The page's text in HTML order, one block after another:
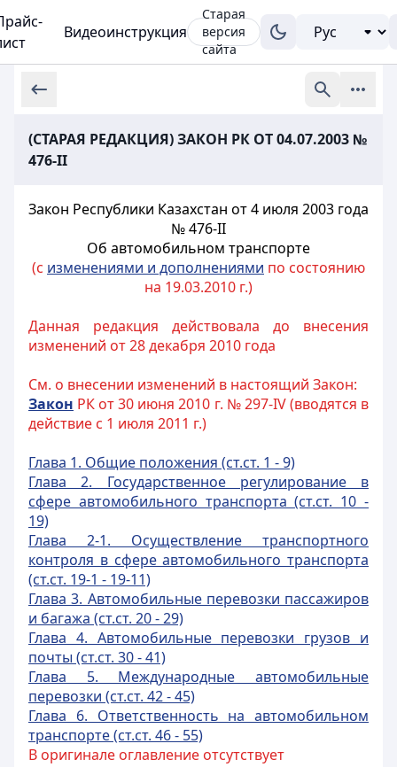
Видеоинструкция
Старая
версия
сайта
(СТАРАЯ РЕДАКЦИЯ) ЗАКОН РК ОТ 04.07.2003 №
476-II
Закон Республики Казахстан от 4 июля 2003 года
№ 476-II
Об автомобильном транспорте
(с изменениями и дополнениями по состоянию
на 19.03.2010 г.)
Данная редакция действовала до внесения
изменений от 28 декабря 2010 года
См. о внесении изменений в настоящий Закон:
Закон РК от 30 июня 2010 г. № 297-IV (вводятся в
действие с 1 июля 2011 г.)
Глава 1. Общие положения (ст.ст. 1 - 9)
Глава 2. Государственное регулирование в
сфере автомобильного транспорта (ст.ст. 10 -
19)
Глава 2-1. Осуществление транспортного
контроля в сфере автомобильного транспорта
(ст.ст. 19-1 - 19-11)
Глава 3. Автомобильные перевозки пассажиров
и багажа (ст.ст. 20 - 29)
Глава 4. Автомобильные перевозки грузов и
почты (ст.ст. 30 - 41)
Глава 5. Международные автомобильные
перевозки (ст.ст. 42 - 45)
Глава 6. Ответственность на автомобильном
транспорте (ст.ст. 46 - 55)
В оригинале оглавление отсутствует